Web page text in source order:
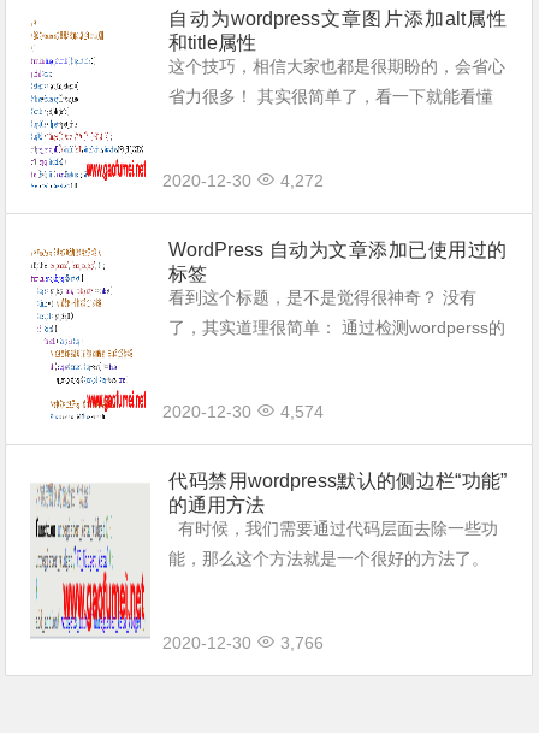
自动为wordpress文章图片添加alt属性
和title属性
这个技巧，相信大家也都是很期盼的，会省心
省力很多！ 其实很简单了，看一下就能看懂
2020-12-30
4,272
WordPress 自动为文章添加已使用过的
标签
看到这个标题，是不是觉得很神奇？ 没有
了，其实道理很简单： 通过检测wordperss的
章的Tag标签与文章页的关键词当中...
2020-12-30 4,574
代码禁用wordpress默认的侧边栏“功能”
的通用方法
有时候，我们需要通过代码层面去除一些功
能，那么这个方法就是一个很好的方法了。
2020-12-30
3,766